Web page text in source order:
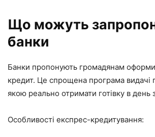
Що можуть
банки
Банки пропонують громадянам
кредит. Це спрощена програма видачі
якою реально отримати готівку в день
Особливості експрес-кредитування: